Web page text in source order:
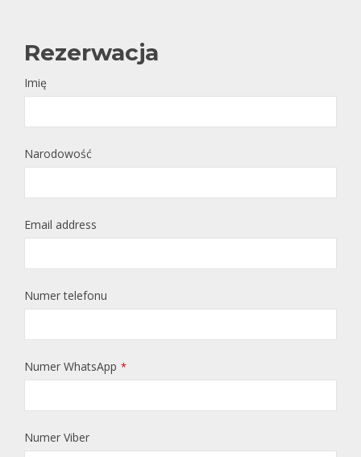
Rezerwacja
Imię
Narodowość
Email address
Numer telefonu
Numer WhatsApp *
Numer Viber